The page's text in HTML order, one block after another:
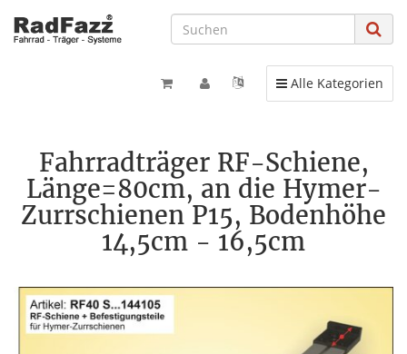
Toggle navigation
Alle Kategorien
Fahrradträger RF-Schiene,
Länge=80cm, an die Hymer-
Zurrschienen P15, Bodenhöhe
14,5cm - 16,5cm